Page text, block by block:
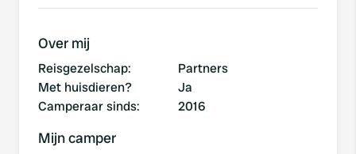
Over mij
Reisgezelschap:
Partners
Met huisdieren?
Ja
Camperaar sinds: 2016
Mijn camper